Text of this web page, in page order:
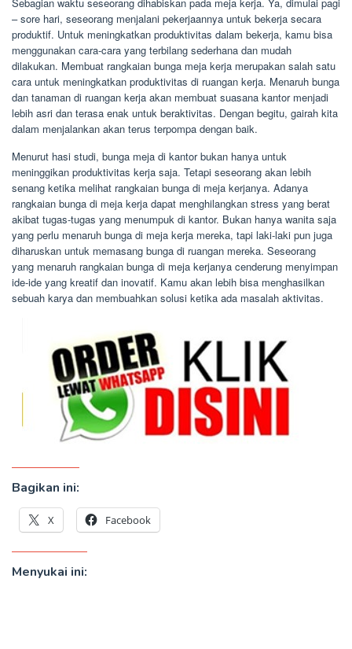
– sore hari, seseorang menjalani pekerjaannya untuk bekerja secara
produktif. Untuk meningkatkan produktivitas dalam bekerja, kamu bisa
menggunakan cara-cara yang terbilang sederhana dan mudah
dilakukan. Membuat rangkaian bunga meja kerja merupakan salah satu
cara untuk meningkatkan produktivitas di ruangan kerja. Menaruh bunga
dan tanaman di ruangan kerja akan membuat suasana kantor menjadi
lebih asri dan terasa enak untuk beraktivitas. Dengan begitu, gairah kita
dalam menjalankan akan terus terpompa dengan baik.
Menurut hasi studi, bunga meja di kantor bukan hanya untuk
meninggikan produktivitas kerja saja. Tetapi seseorang akan lebih
senang ketika melihat rangkaian bunga di meja kerjanya. Adanya
rangkaian bunga di meja kerja dapat menghilangkan stress yang berat
akibat tugas-tugas yang menumpuk di kantor. Bukan hanya wanita saja
yang perlu menaruh bunga di meja kerja mereka, tapi laki-laki pun juga
diharuskan untuk memasang bunga di ruangan mereka. Seseorang
yang menaruh rangkaian bunga di meja kerjanya cenderung menyimpan
ide-ide yang kreatif dan inovatif. Kamu akan lebih bisa menghasilkan
sebuah karya dan membuahkan solusi ketika ada masalah aktivitas.
Bagikan ini:
X Facebook
Menyukai ini: